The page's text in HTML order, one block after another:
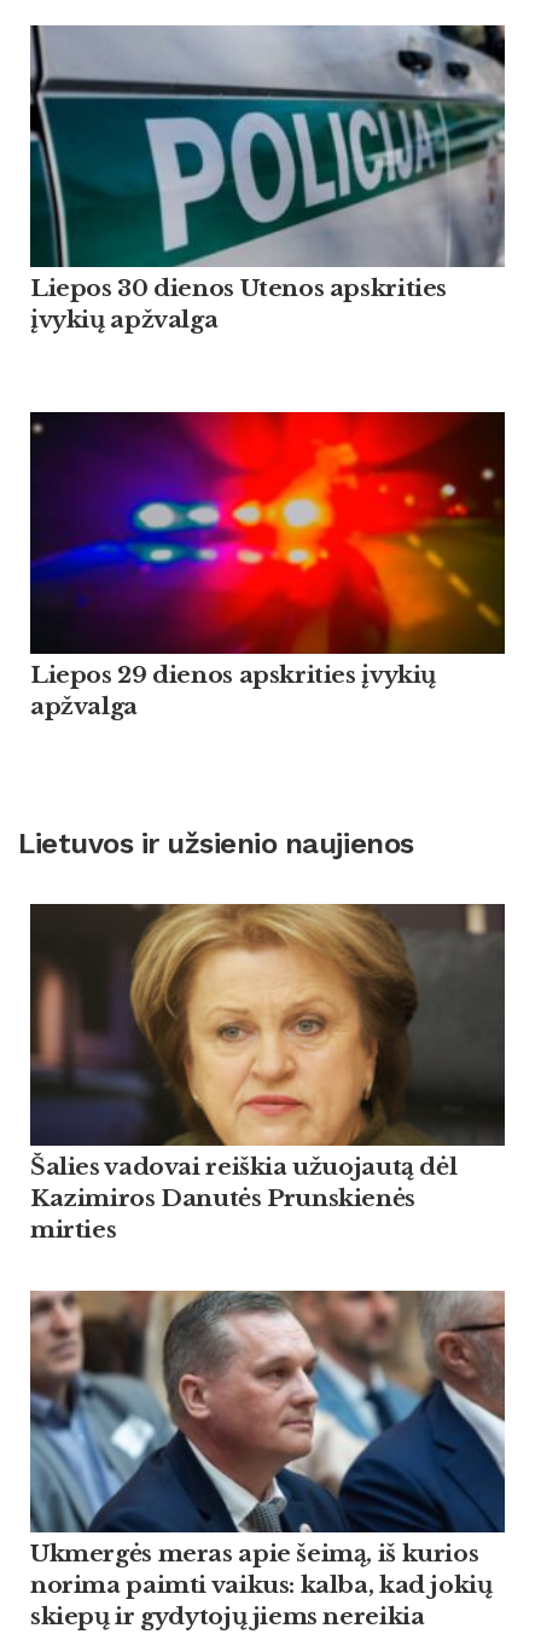
Liepos 30 dienos Utenos apskrities
įvykių apžvalga
Liepos 29 dienos apskrities įvykių
apžvalga
Lietuvos ir užsienio naujienos
Šalies vadovai reiškia užuojautą dėl
Kazimiros Danutės Prunskienės
mirties
Ukmergės meras apie šeimą, iš kurios
norima paimti vaikus: kalba, kad jokių
skiepų ir gydytojų jiems nereikia